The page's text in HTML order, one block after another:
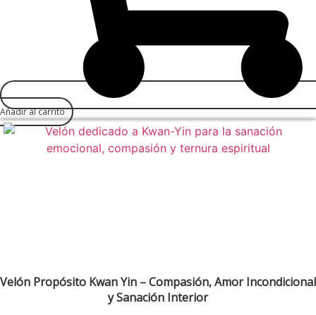
Añadir al carrito
Velón Propósito Kwan Yin – Compasión, Amor Incondicional
y Sanación Interior